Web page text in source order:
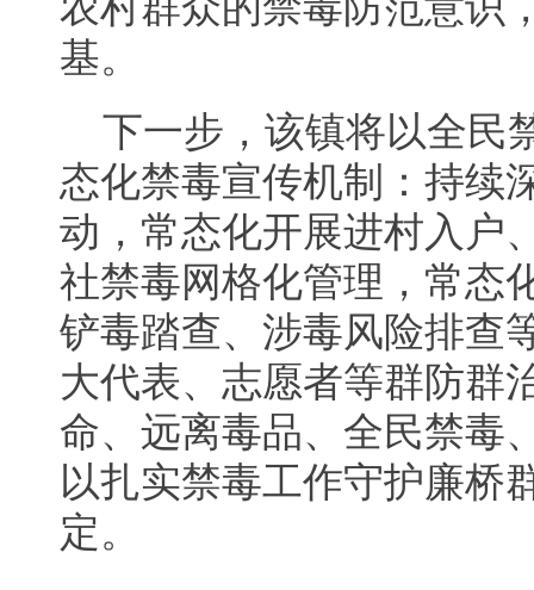
基。
下一步，该镇将以全民
态化禁毒宣传机制：持续
动，常态化开展进村入户
社禁毒网格化管理，常态
铲毒踏查、涉毒风险排查
大代表、志愿者等群防群
命、远离毒品、全民禁毒
以扎实禁毒工作守护廉桥
定。